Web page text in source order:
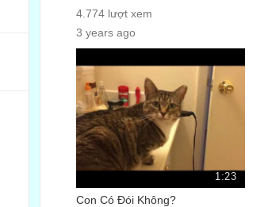
4.774 lượt xem
3 years ago
cc:
1:23
Con Có Đói Không?